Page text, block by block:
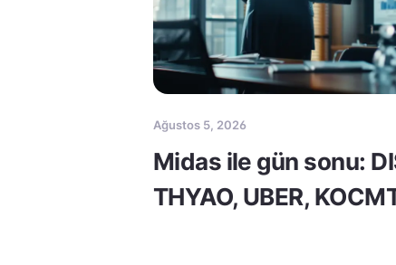
Ağustos 5, 2026
Midas ile gün sonu:
THYAO, UBER,